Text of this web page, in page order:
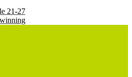
21-27